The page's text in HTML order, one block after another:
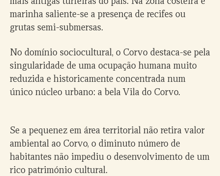
marinha saliente-se a presença de recifes ou
grutas semi-submersas.
No domínio sociocultural, o Corvo destaca-se pela
singularidade de uma ocupação humana muito
reduzida e historicamente concentrada num
único núcleo urbano: a bela Vila do Corvo.
Se a pequenez em área territorial não retira valor
ambiental ao Corvo, o diminuto número de
habitantes não impediu o desenvolvimento de um
rico património cultural.